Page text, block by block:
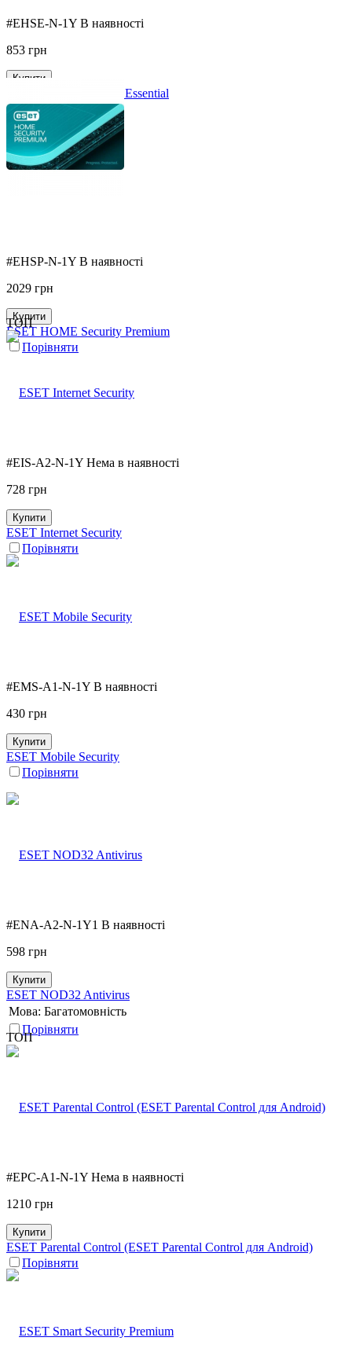
#EHSE-N-1Y В наявності
853 грн
Купити
ESET HOME Security Essential
Порівняти
#EHSP-N-1Y В наявності
2029 грн
Купити
ESET HOME Security Premium
Порівняти
ТОП
#EIS-A2-N-1Y Нема в наявності
728 грн
Купити
ESET Internet Security
Порівняти
#EMS-A1-N-1Y В наявності
430 грн
Купити
ESET Mobile Security
Порівняти
#ENA-A2-N-1Y1 В наявності
598 грн
Купити
ESET NOD32 Antivirus
Мова: Багатомовність
Порівняти
ТОП
#EPC-A1-N-1Y Нема в наявності
1210 грн
Купити
ESET Parental Control (ESET Parental Control для Android)
Порівняти